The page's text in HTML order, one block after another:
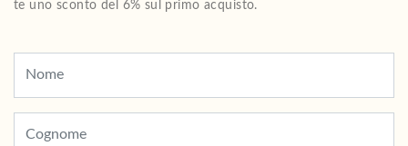
te uno sconto del 6% sul primo acquisto.